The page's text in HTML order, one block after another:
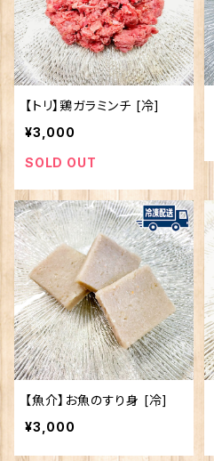
【トリ】鶏ガラミンチ [冷]
¥3,000
SOLD OUT
【魚介】お魚のすり身 [冷]
¥3,000